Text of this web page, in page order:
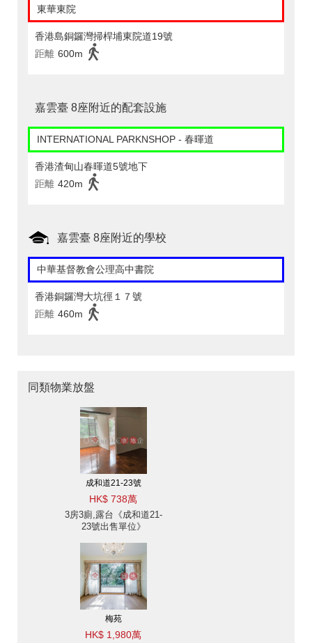
東華東院
香港島銅鑼灣掃桿埔東院道19號
距離 600m
嘉雲臺 8座附近的配套設施
INTERNATIONAL PARKNSHOP - 春暉道
香港渣甸山春暉道5號地下
距離 420m
嘉雲臺 8座附近的學校
中華基督教會公理高中書院
香港銅鑼灣大坑徑１７號
距離 460m
同類物業放盤
成和道21-23號
HK$ 738萬
3房3廁,露台《成和道21-
23號出售單位》
梅苑
HK$ 1,980萬